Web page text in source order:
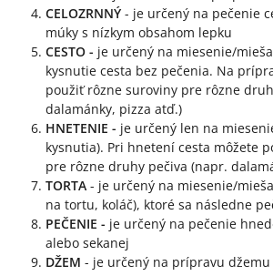
CELOZRNNÝ - je určený na pečenie
múky s nízkym obsahom lepku
CESTO - je určený na miesenie/
kysnutie cesta bez pečenia. Na
použiť rôzne suroviny pre rôzne
dalamánky, pizza atď.)
HNETENIE - je určený len na
kysnutia). Pri hnetení cesta môžete
pre rôzne druhy pečiva (napr.
TORTA - je určený na miesenie/
na tortu, koláč), ktoré sa následne
PEČENIE - je určený na pečenie
alebo sekanej
DŽEM - je určený na prípravu